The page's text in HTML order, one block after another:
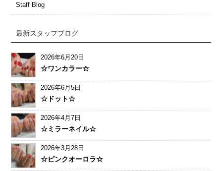
Staff Blog
最新スタッフブログ
2026年6月20日
☆ワンカラー☆
2026年6月5日
☆ドット☆
2026年4月7日
☆ミラーネイル☆
2026年3月28日
☆ピンクオーロラ☆